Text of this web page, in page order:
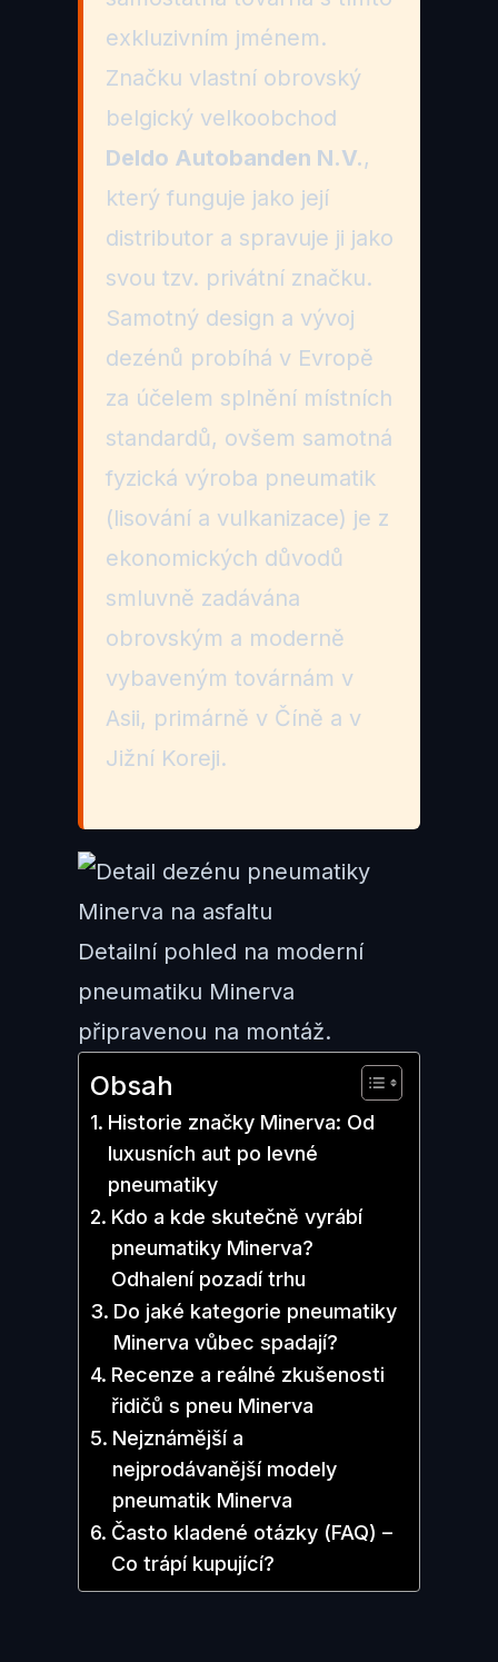
exkluzivním jménem.
Značku vlastní obrovský
belgický velkoobchod
Deldo Autobanden N.V.,
který funguje jako její
distributor a spravuje ji jako
svou tzv. privátní značku.
Samotný design a vývoj
dezénů probíhá v Evropě
za účelem splnění místních
standardů, ovšem samotná
fyzická výroba pneumatik
(lisování a vulkanizace) je z
ekonomických důvodů
smluvně zadávána
obrovským a moderně
vybaveným továrnám v
Asii, primárně v Číně a v
Jižní Koreji.
Detailní pohled na moderní
pneumatiku Minerva
připravenou na montáž.
Obsah
Historie značky Minerva: Od
luxusních aut po levné
pneumatiky
Kdo a kde skutečně vyrábí
pneumatiky Minerva?
Odhalení pozadí trhu
Do jaké kategorie pneumatiky
Minerva vůbec spadají?
Recenze a reálné zkušenosti
řidičů s pneu Minerva
Nejznámější a
nejprodávanější modely
pneumatik Minerva
Často kladené otázky (FAQ) –
Co trápí kupující?